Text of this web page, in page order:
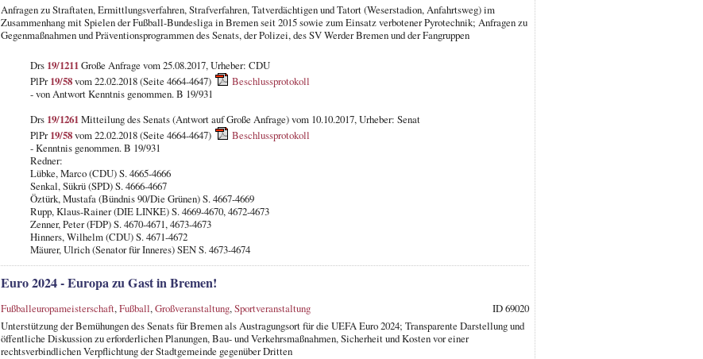
Anfragen zu Straftaten, Ermittlungsverfahren, Strafverfahren, Tatverdächtigen und Tatort (Weserstadion, Anfahrtsweg) im
Zusammenhang mit Spielen der Fußball-Bundesliga in Bremen seit 2015 sowie zum Einsatz verbotener Pyrotechnik; Anfragen zu
Gegenmaßnahmen und Präventionsprogrammen des Senats, der Polizei, des SV Werder Bremen und der Fangruppen
Drs 19/1211Große Anfrage vom 25.08.2017, Urheber: CDU
PlPr19/58vom 22.02.2018 (Seite 4664-4647)
Beschlussprotokoll
- von Antwort Kenntnis genommen. B 19/931
Drs 19/1261Mitteilung des Senats (Antwort auf Große Anfrage) vom 10.10.2017, Urheber: Senat
PlPr19/58vom 22.02.2018 (Seite 4664-4647)
Beschlussprotokoll
- Kenntnis genommen. B 19/931
Redner:
Lübke, Marco (CDU) S. 4665-4666
Senkal, Sükrü (SPD) S. 4666-4667
Öztürk, Mustafa (Bündnis 90/Die Grünen) S. 4667-4669
Rupp, Klaus-Rainer (DIE LINKE) S. 4669-4670, 4672-4673
Zenner, Peter (FDP) S. 4670-4671, 4673-4673
Hinners, Wilhelm (CDU) S. 4671-4672
Mäurer, Ulrich (Senator für Inneres) SEN S. 4673-4674
Euro 2024 - Europa zu Gast in Bremen!
Fußballeuropameisterschaft,Fußball,Großveranstaltung,Sportveranstaltung
ID 69020
Unterstützung der Bemühungen des Senats für Bremen als Austragungsort für die UEFA Euro 2024; Transparente Darstellung und
öffentliche Diskussion zu erforderlichen Planungen, Bau- und Verkehrsmaßnahmen, Sicherheit und Kosten vor einer
rechtsverbindlichen Verpflichtung der Stadtgemeinde gegenüber Dritten